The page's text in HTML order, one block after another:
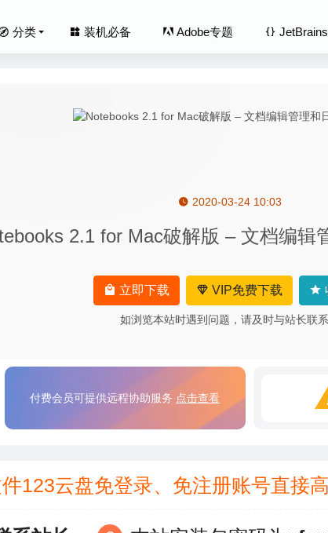
分类 装机必备 Adobe专题
2020-03-24 10:03
2.1 for Mac破解版 – 文档编辑
立即下载 VIP免费下载
如浏览本站时遇到问题，请及时与站长联系
付费会员可提供远程协助服务 点击查看
123云盘免登录、免注册账号直接
2.2.18 中文版-剪贴板/文件暂存/笔记三合一工具
Splash n Recolor 3.3 中文版-图片黑白转换工具 2020-07-07
Hype 4 Pro 4.0.5 中文版-HTML5动画制作软件 2020-05-28